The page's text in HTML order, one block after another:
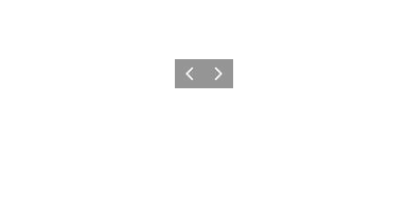
Forrige billede
Næste billede